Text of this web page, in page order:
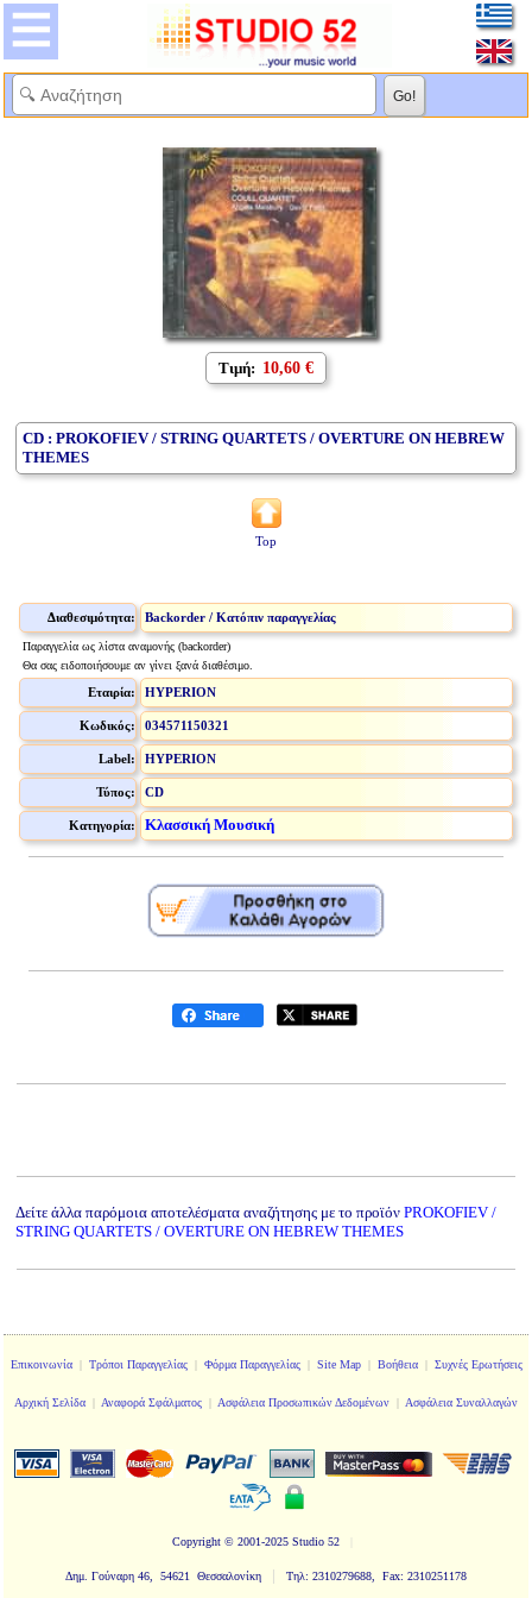
Τιμή: 10,60 €
CD : PROKOFIEV / STRING QUARTETS / OVERTURE ON HEBREW
THEMES
Top
Διαθεσιμότητα: Backorder / Κατόπιν παραγγελίας
Παραγγελία ως λίστα αναμονής (backorder)
Θα σας ειδοποιήσουμε αν γίνει ξανά διαθέσιμο.
Εταιρία: HYPERION
Κωδικός: 034571150321
Label: HYPERION
Τύπος: CD
Κατηγορία: Κλασσική Μουσική
Δείτε άλλα παρόμοια αποτελέσματα αναζήτησης με το προϊόν PROKOFIEV /
STRING QUARTETS / OVERTURE ON HEBREW THEMES
Επικοινωνία| Τρόποι Παραγγελίας| Φόρμα Παραγγελίας| Site Map| Βοήθεια| Συχνές Ερωτήσεις
Αρχική Σελίδα | Αναφορά Σφάλματος | Ασφάλεια Προσωπικών Δεδομένων | Ασφάλεια Συναλλαγών
Copyright © 2001-2025 Studio 52
Δημ. Γούναρη 46, 54621 Θεσσαλονίκη | Τηλ: 2310279688, Fax: 2310251178